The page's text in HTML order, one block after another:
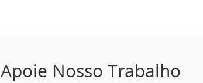
Apoie Nosso Trabalho